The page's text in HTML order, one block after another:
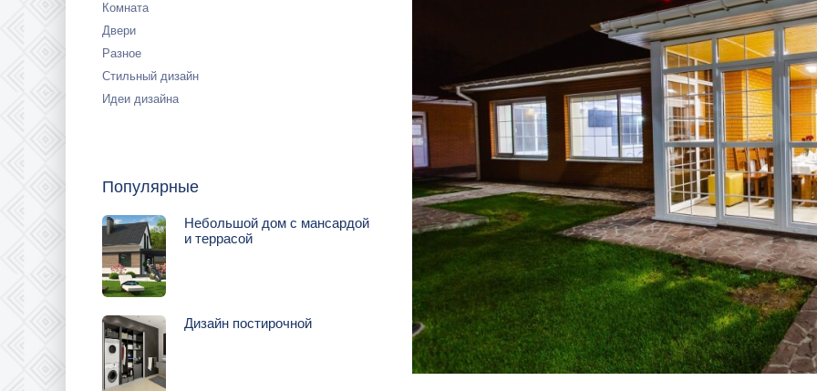
Комната
Двери
Разное
Стильный дизайн
Идеи дизайна
Популярные
Небольшой дом с мансардой
и террасой
Дизайн постирочной